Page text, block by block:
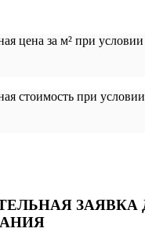
цена за м² при
cтоимость при
ЗАЯВКА